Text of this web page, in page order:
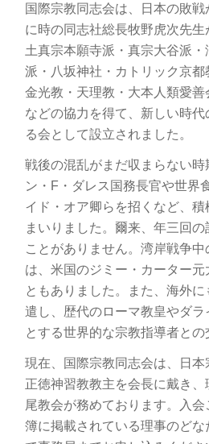
国際宗教同志会は、日本の敗
に時の同志社総長牧野虎次先
土真宗本願寺派・真宗大谷派
派・八坂神社・カトリック京都
金光教・天理教・大本人類愛
などの協力を得て、新しい時
る会として設立されました。
戦後の混乱がまだ収まらない時
ン・F・ダレス国務長官や世界
イド・オア卿らを招くなど、
まいりました。爾来、年三回
ことがありません。湾岸戦争
は、米国のジミー・カーター元
ともありました。また、海外
遣し、歴代のローマ教皇やダ
とする世界的な宗教指導者との
現在、国際宗教同志会は、日
正徳神習教教主を会長に戴き
尾教会が務めております。入
簿に掲載されている理事のど